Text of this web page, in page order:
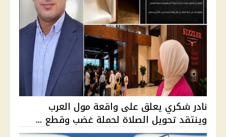
نادر شكري يعلق على واقعة مول العرب
وينتقد تحويل الصلاة لحملة غضب وقطع ...